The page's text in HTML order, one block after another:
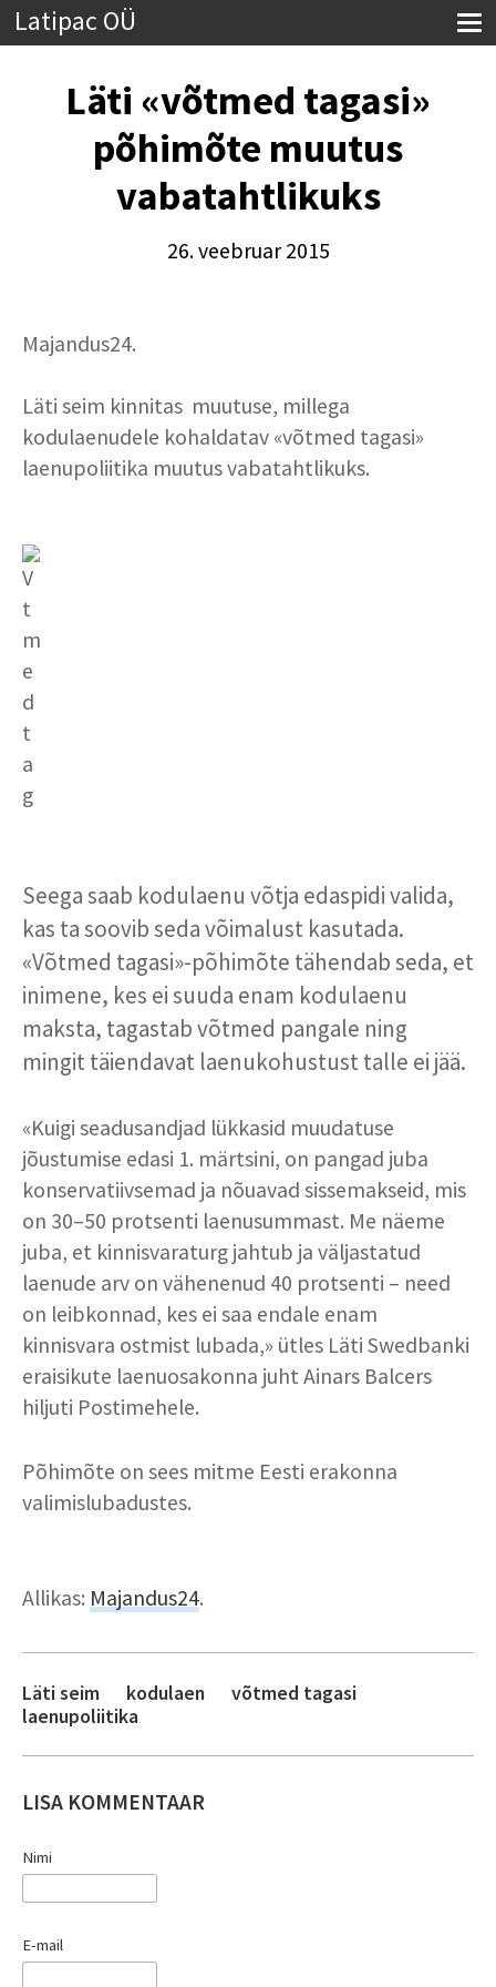
Latipac OÜ
Läti «võtmed tagasi»
põhimõte muutus
vabatahtlikuks
26. veebruar 2015
Majandus24.
Läti seim kinnitas muutuse, millega
kodulaenudele kohaldatav «võtmed tagasi»
laenupoliitika muutus vabatahtlikuks.
Seega saab kodulaenu võtja edaspidi valida,
kas ta soovib seda võimalust kasutada.
«Võtmed tagasi»-põhimõte tähendab seda, et
inimene, kes ei suuda enam kodulaenu
maksta, tagastab võtmed pangale ning
mingit täiendavat laenukohustust talle ei jää.
«Kuigi seadusandjad lükkasid muudatuse
jõustumise edasi 1. märtsini, on pangad juba
konservatiivsemad ja nõuavad sissemakseid, mis
on 30–50 protsenti laenusummast. Me näeme
juba, et kinnisvaraturg jahtub ja väljastatud
laenude arv on vähenenud 40 protsenti – need
on leibkonnad, kes ei saa endale enam
kinnisvara ostmist lubada,» ütles Läti Swedbanki
eraisikute laenuosakonna juht Ainars Balcers
hiljuti Postimehele.
Põhimõte on sees mitme Eesti erakonna
valimislubadustes.
Allikas: Majandus24.
Läti seim kodulaen
võtmed tagasi
laenupoliitika
LISA KOMMENTAAR
Nimi
E-mail